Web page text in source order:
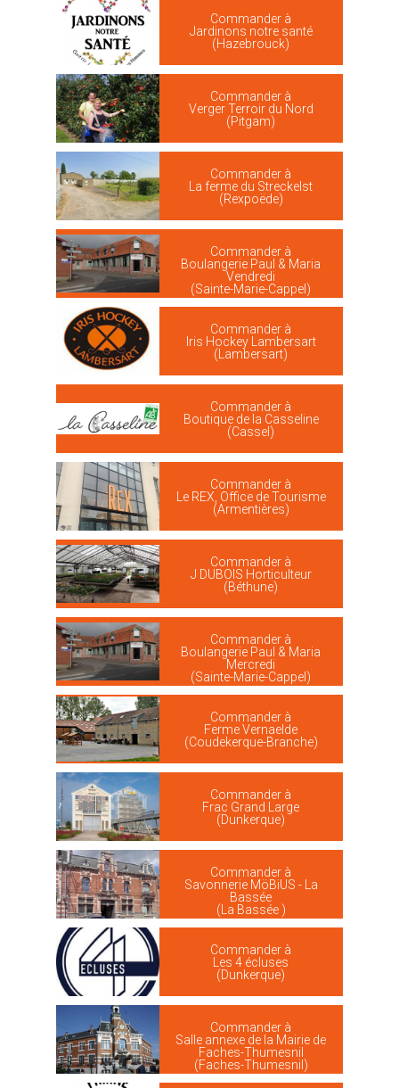
Commander à
Jardinons notre santé
(Hazebrouck)
Commander à
Verger Terroir du Nord
(Pitgam)
Commander à
La ferme du Streckelst
(Rexpoëde)
Commander à
Boulangerie Paul & Maria
Vendredi
(Sainte-Marie-Cappel)
Commander à
Iris Hockey Lambersart
(Lambersart)
Commander à
Boutique de la Casseline
(Cassel)
Commander à
Le REX, Office de Tourisme
(Armentières)
Commander à
J DUBOIS Horticulteur
(Béthune)
Commander à
Boulangerie Paul & Maria
Mercredi
(Sainte-Marie-Cappel)
Commander à
Ferme Vernaelde
(Coudekerque-Branche)
Commander à
Frac Grand Large
(Dunkerque)
Commander à
Savonnerie MöBiUS - La
Bassée
(La Bassée )
Commander à
Les 4 écluses
(Dunkerque)
Commander à
Salle annexe de la Mairie de
Faches-Thumesnil
(Faches-Thumesnil)